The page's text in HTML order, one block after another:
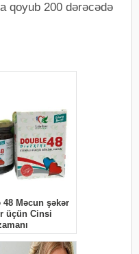
qoyub 200 dərəcədə